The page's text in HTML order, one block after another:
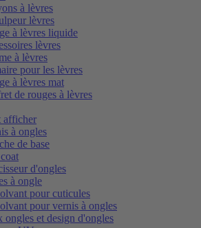
à lèvres
lèvres
à lèvres liquide
lèvres
à lèvres
pour les lèvres
à lèvres mat
de rouges à lèvres
afficher
à ongles
de base
d'ongles
à ongle
pour cuticules
pour vernis à ongles
ongles et design d'ongles